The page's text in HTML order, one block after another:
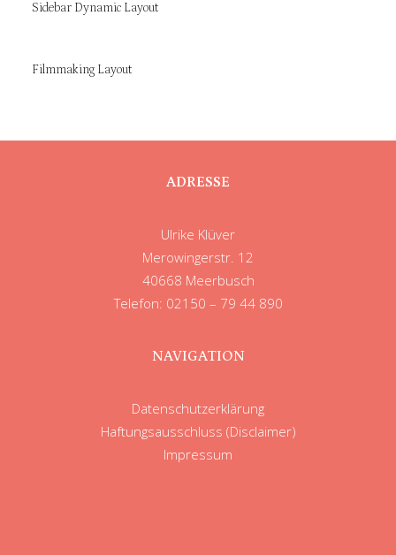
Sidebar Dynamic Layout
Filmmaking Layout
ADRESSE
Ulrike Klüver
Merowingerstr. 12
40668 Meerbusch
Telefon: 02150 – 79 44 890
NAVIGATION
Datenschutzerklärung
Haftungsausschluss (Disclaimer)
Impressum